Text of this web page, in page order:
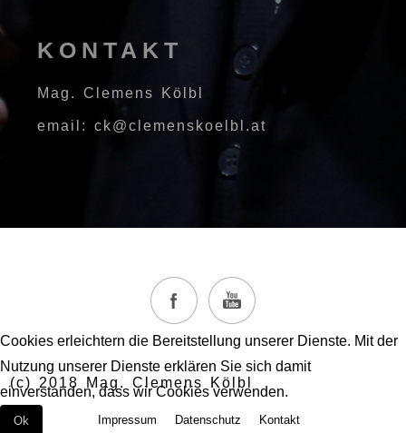
KONTAKT
Mag. Clemens Kölbl
email: ck@clemenskoelbl.at
(c) 2018 Mag. Clemens Kölbl
Impressum Datenschutz Kontakt
Cookies erleichtern die Bereitstellung unserer Dienste. Mit der
Nutzung unserer Dienste erklären Sie sich damit
einverstanden, dass wir Cookies verwenden.
Ok